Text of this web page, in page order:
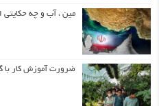
مین ، آب و چه حکایتی
ضرورت آموزش کار با